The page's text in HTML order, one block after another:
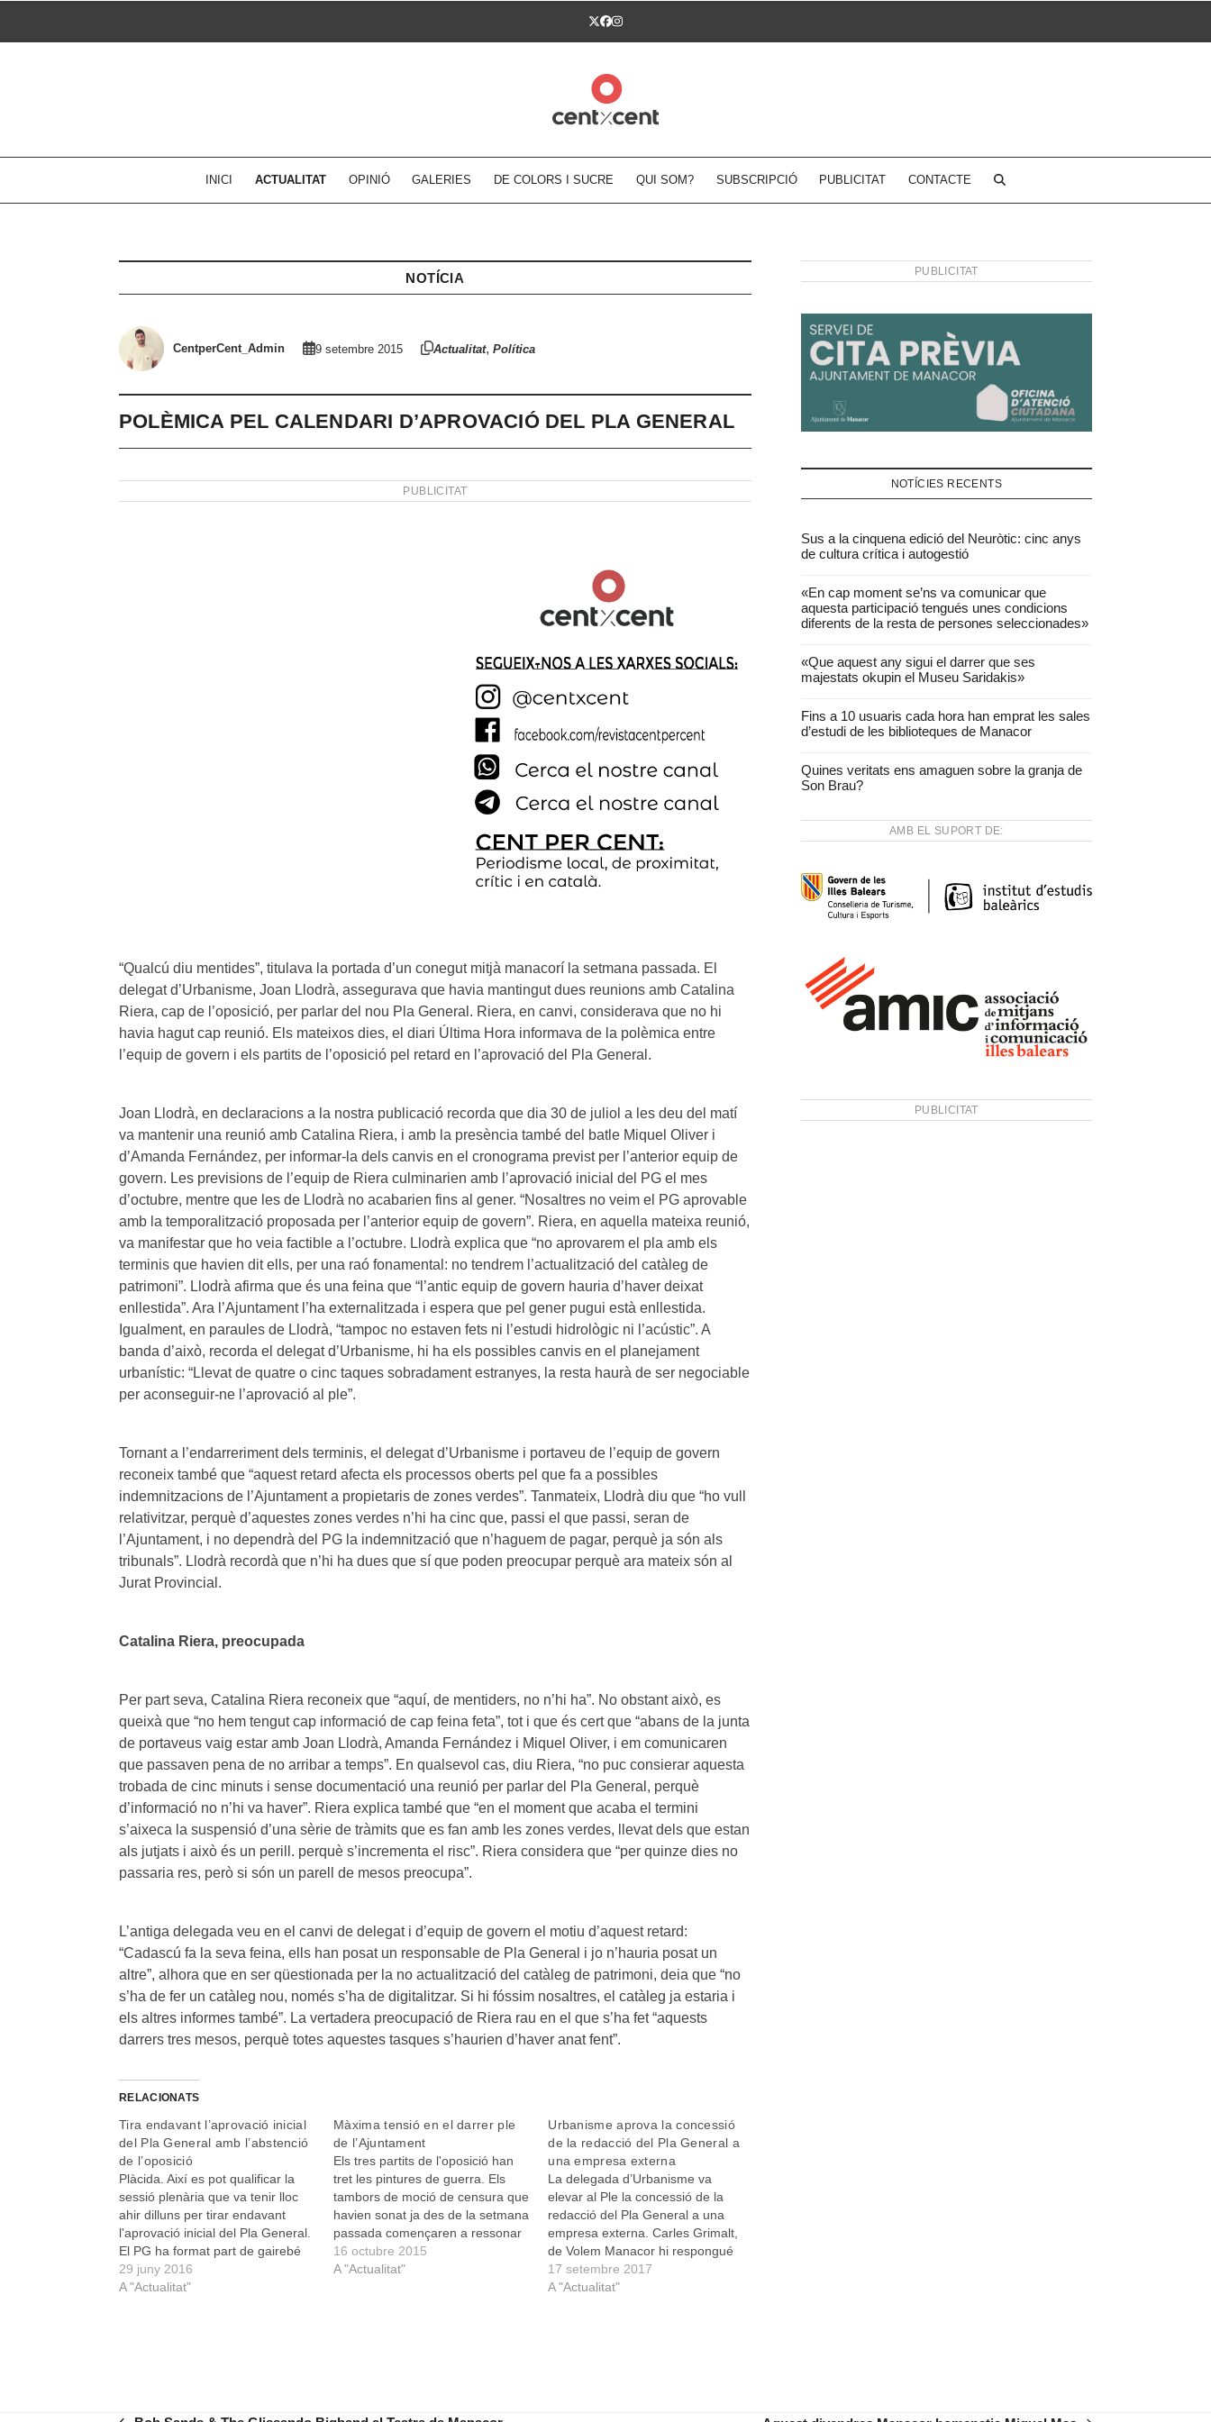
Twitter
Facebook
Instagram
INICI ACTUALITAT OPINIÓ GALERIES DE COLORS I SUCRE QUI SOM? SUBSCRIPCIÓ PUBLICITAT CONTACTE
NOTÍCIA
CentperCent_Admin 9 setembre 2015 Actualitat, Política
POLÈMICA PEL CALENDARI D’APROVACIÓ DEL PLA GENERAL
PUBLICITAT
“Qualcú diu mentides”, titulava la portada d’un conegut mitjà manacorí la setmana passada. El
delegat d’Urbanisme, Joan Llodrà, assegurava que havia mantingut dues reunions amb Catalina
Riera, cap de l’oposició, per parlar del nou Pla General. Riera, en canvi, considerava que no hi
havia hagut cap reunió. Els mateixos dies, el diari Última Hora informava de la polèmica entre
l’equip de govern i els partits de l’oposició pel retard en l’aprovació del Pla General.
Joan Llodrà, en declaracions a la nostra publicació recorda que dia 30 de juliol a les deu del matí
va mantenir una reunió amb Catalina Riera, i amb la presència també del batle Miquel Oliver i
d’Amanda Fernández, per informar-la dels canvis en el cronograma previst per l’anterior equip de
govern. Les previsions de l’equip de Riera culminarien amb l’aprovació inicial del PG el mes
d’octubre, mentre que les de Llodrà no acabarien fins al gener. “Nosaltres no veim el PG aprovable
amb la temporalització proposada per l’anterior equip de govern”. Riera, en aquella mateixa reunió,
va manifestar que ho veia factible a l’octubre. Llodrà explica que “no aprovarem el pla amb els
terminis que havien dit ells, per una raó fonamental: no tendrem l’actualització del catàleg de
patrimoni”. Llodrà afirma que és una feina que “l’antic equip de govern hauria d’haver deixat
enllestida”. Ara l’Ajuntament l’ha externalitzada i espera que pel gener pugui està enllestida.
Igualment, en paraules de Llodrà, “tampoc no estaven fets ni l’estudi hidrològic ni l’acústic”. A
banda d’això, recorda el delegat d’Urbanisme, hi ha els possibles canvis en el planejament
urbanístic: “Llevat de quatre o cinc taques sobradament estranyes, la resta haurà de ser negociable
per aconseguir-ne l’aprovació al ple”.
Tornant a l’endarreriment dels terminis, el delegat d’Urbanisme i portaveu de l’equip de govern
reconeix també que “aquest retard afecta els processos oberts pel que fa a possibles
indemnitzacions de l’Ajuntament a propietaris de zones verdes”. Tanmateix, Llodrà diu que “ho vull
relativitzar, perquè d’aquestes zones verdes n’hi ha cinc que, passi el que passi, seran de
l’Ajuntament, i no dependrà del PG la indemnització que n’haguem de pagar, perquè ja són als
tribunals”. Llodrà recordà que n’hi ha dues que sí que poden preocupar perquè ara mateix són al
Jurat Provincial.
Catalina Riera, preocupada
Per part seva, Catalina Riera reconeix que “aquí, de mentiders, no n’hi ha”. No obstant això, es
queixà que “no hem tengut cap informació de cap feina feta”, tot i que és cert que “abans de la junta
de portaveus vaig estar amb Joan Llodrà, Amanda Fernández i Miquel Oliver, i em comunicaren
que passaven pena de no arribar a temps”. En qualsevol cas, diu Riera, “no puc consierar aquesta
trobada de cinc minuts i sense documentació una reunió per parlar del Pla General, perquè
d’informació no n’hi va haver”. Riera explica també que “en el moment que acaba el termini
s’aixeca la suspensió d’una sèrie de tràmits que es fan amb les zones verdes, llevat dels que estan
als jutjats i això és un perill. perquè s’incrementa el risc”. Riera considera que “per quinze dies no
passaria res, però si són un parell de mesos preocupa”.
L’antiga delegada veu en el canvi de delegat i d’equip de govern el motiu d’aquest retard:
“Cadascú fa la seva feina, ells han posat un responsable de Pla General i jo n’hauria posat un
altre”, alhora que en ser qüestionada per la no actualització del catàleg de patrimoni, deia que “no
s’ha de fer un catàleg nou, només s’ha de digitalitzar. Si hi fóssim nosaltres, el catàleg ja estaria i
els altres informes també”. La vertadera preocupació de Riera rau en el que s’ha fet “aquests
darrers tres mesos, perquè totes aquestes tasques s’haurien d’haver anat fent”.
RELACIONATS
Tira endavant l’aprovació inicial
del Pla General amb l’abstenció
de l’oposició
Plàcida. Així es pot qualificar la
sessió plenària que va tenir lloc
ahir dilluns per tirar endavant
l'aprovació inicial del Pla General.
El PG ha format part de gairebé
tots els programes electorals de
tots els partits a Manacor durant
29 juny 2016
A "Actualitat"
Màxima tensió en el darrer ple
de l’Ajuntament
Els tres partits de l'oposició han
tret les pintures de guerra. Els
tambors de moció de censura que
havien sonat ja des de la setmana
passada començaren a ressonar
amb força en el ple de dimarts
passat. El fins ara afable Pedro
16 octubre 2015
A "Actualitat"
Urbanisme aprova la concessió
de la redacció del Pla General a
una empresa externa
La delegada d’Urbanisme va
elevar al Ple la concessió de la
redacció del Pla General a una
empresa externa. Carles Grimalt,
de Volem Manacor hi respongué
que “és la constatació del fracàs
del departament d’Urbanisme”.
17 setembre 2017
A "Actualitat"
PUBLICITAT
NOTÍCIES RECENTS
Sus a la cinquena edició del Neuròtic: cinc anys
de cultura crítica i autogestió
«En cap moment se’ns va comunicar que
aquesta participació tengués unes condicions
diferents de la resta de persones seleccionades»
«Que aquest any sigui el darrer que ses
majestats okupin el Museu Saridakis»
Fins a 10 usuaris cada hora han emprat les sales
d’estudi de les biblioteques de Manacor
Quines veritats ens amaguen sobre la granja de
Son Brau?
AMB EL SUPORT DE:
PUBLICITAT